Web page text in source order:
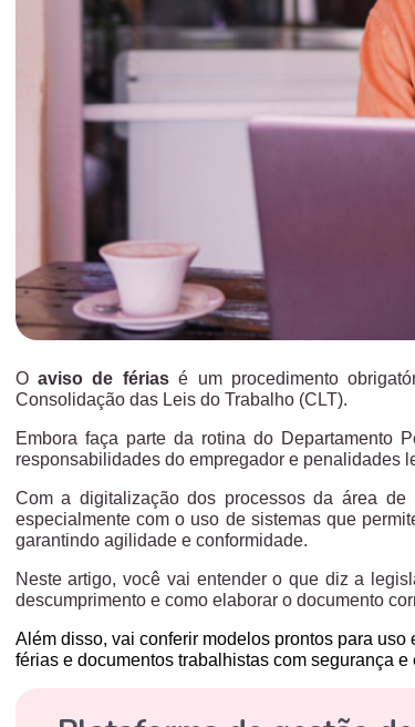
Oaviso de fériasé um procedimento
Consolidação das Leis do Trabalho (CLT).
Embora faça parte da rotina do Departamento
responsabilidades do empregador e penalidades
Com a digitalização dos processos da área
especialmente com o uso de sistemas que
garantindo agilidade e conformidade.
Neste artigo, você vai entender o que diz a
descumprimento e como elaborar o documento
Além disso, vai conferir modelos prontos para uso
férias e documentos trabalhistas com segurança e